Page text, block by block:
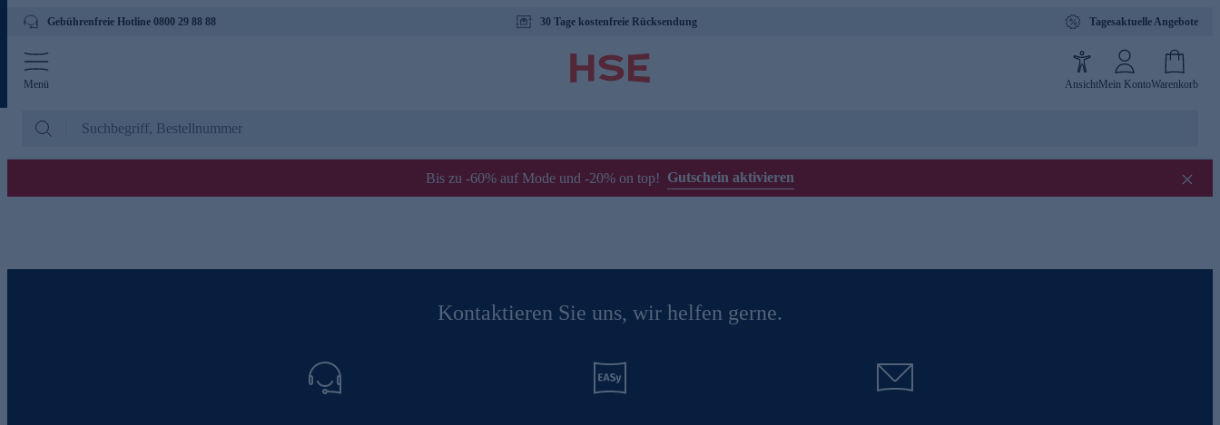
Gebührenfreie Hotline 0800 29 88 88 30 Tage kostenfreie Rücksendung Tagesaktuelle Angebote
Menü AnsichtMein KontoWarenkorb
Bis zu -60% auf Mode und -20% on top! Gutschein aktivieren
Kontaktieren Sie uns, wir helfen gerne.